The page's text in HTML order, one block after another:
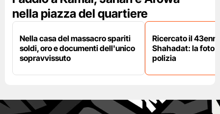
nella piazza del quartiere
Nella casa del massacro spariti
soldi, oro e documenti dell'unico
sopravvissuto
Ricercato il
Shahadat: la foto
polizia